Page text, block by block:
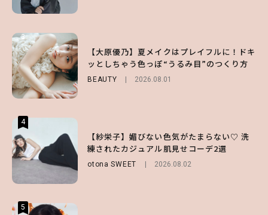
3
【大原優乃】夏メイクはプレイフルに！ドキ
ッとしちゃう色っぽ“うるみ目”のつくり方
BEAUTY 2026.08.01
4
【紗栄子】媚びない色気がたまらない♡ 洗
練されたカジュアル肌見せコーデ2選
otona SWEET 2026.08.02
5
3
【スタバ】約160通りのカスタマイズができ
る⁉ 39店舗限定『My フルーツ³ フラペチー
ノ®』を徹底レポ♡
4
【齋藤飛鳥】人生初のロブに！「意外としっ
くりくるし、すごく新鮮で心地いい」ヘアカ
ットの様子を独占でお届け♡
ENTERTAINMENT
5
3
【谷まりあ】夏は“シアースカート”でさり
げなく肌見せ！透け感のニュアンスを楽しめ
るマストハブアイテム4選
4
【夏ヘアのくずれ・うねりに】ヘアメイク夢
月直伝♡ ドライシャンプー「バティスト」
を使ったプロ級スタイリング3選
Sponsored
5